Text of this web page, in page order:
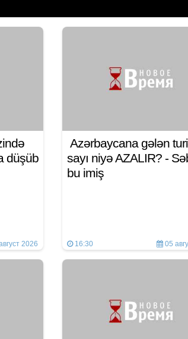
düşüb
2026
Azərbaycana gələn
sayı niyə AZALIR? -
bu imiş
16:30 05